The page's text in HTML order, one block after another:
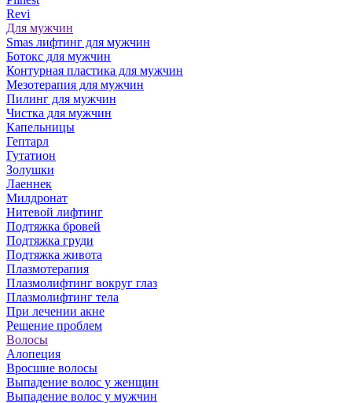
Revi
Для мужчин
Smas лифтинг для мужчин
Ботокс для мужчин
Контурная пластика для мужчин
Мезотерапия для мужчин
Пилинг для мужчин
Чистка для мужчин
Капельницы
Гептарл
Гутатион
Золушки
Лаеннек
Милдронат
Нитевой лифтинг
Подтяжка бровей
Подтяжка груди
Подтяжка живота
Плазмотерапия
Плазмолифтинг вокруг глаз
Плазмолифтинг тела
При лечении акне
Решение проблем
Волосы
Алопеция
Вросшие волосы
Выпадение волос у женщин
Выпадение волос у мужчин